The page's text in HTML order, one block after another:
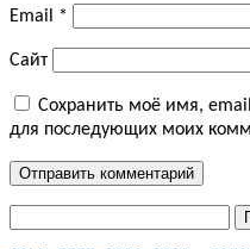
Email *
Сайт
Сохранить моё имя,
для последующих моих